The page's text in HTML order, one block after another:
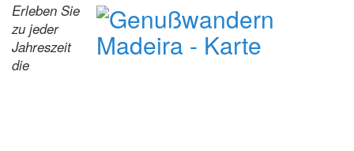
Erleben Sie
zu jeder
Jahreszeit
die